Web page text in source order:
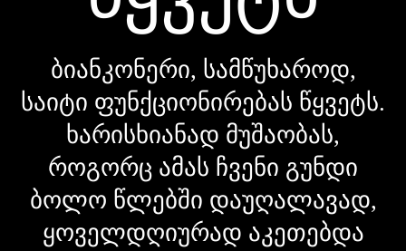
ბიანკონერი, სამწუხაროდ,
საიტი ფუნქციონირებას წყვეტს.
ხარისხიანად მუშაობას,
როგორც ამას ჩვენი გუნდი
ბოლო წლებში დაუღალავად,
ყოველდღიურად აკეთებდა